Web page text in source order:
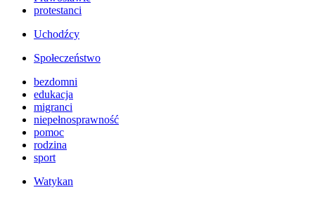
protestanci
Uchodźcy
Społeczeństwo
bezdomni
edukacja
migranci
niepełnosprawność
pomoc
rodzina
sport
Watykan